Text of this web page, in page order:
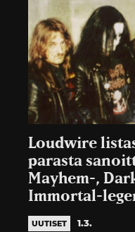
Loudwire
parasta
Mayhem-,
Immortal-
UUTISET 1.3.